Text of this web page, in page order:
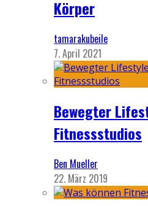
Körper
tamarakubeile
7. April 2021
Bewegter
Fitnessstudios
Ben Mueller
22. März 2019